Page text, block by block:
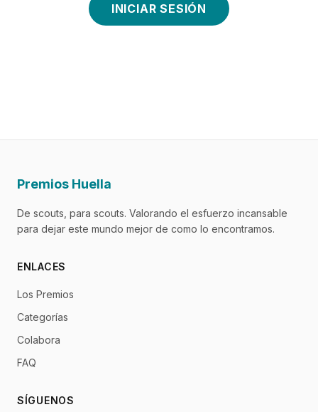
INICIAR SESIÓN
Premios Huella
De scouts, para scouts. Valorando el esfuerzo incansable
para dejar este mundo mejor de como lo encontramos.
ENLACES
Los Premios
Categorías
Colabora
FAQ
SÍGUENOS